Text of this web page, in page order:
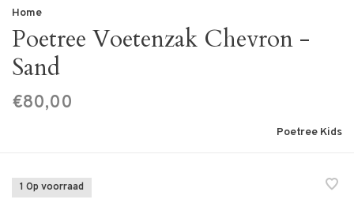
Home
Poetree Voetenzak Chevron -
Sand
€80,00
Poetree Kids
1 Op voorraad